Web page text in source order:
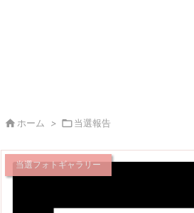
 ホーム > 当選報告
当選フォトギャラリー